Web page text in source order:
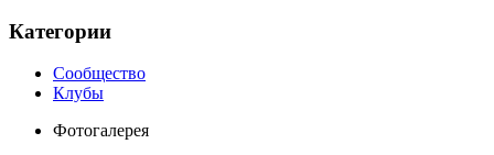
Категории
Сообщество
Клубы
Фотогалерея